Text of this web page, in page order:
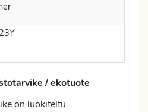
/ ekotuote
on luokiteltu